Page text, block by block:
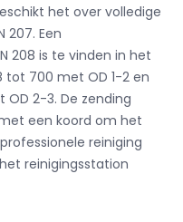
het over volledige
207. Een
208 is te vinden in het
700 met OD 1-2 en
2-3. De zending
een koord om het
reiniging
reinigingsstation